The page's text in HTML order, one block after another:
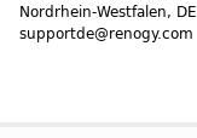
Nordrhein-Westfalen, DE
supportde@renogy.com